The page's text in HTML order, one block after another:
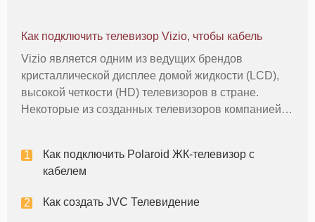
того, чтобы продолжать использов
Как подключить телевизор Vizio, чтобы кабель
Vizio является одним из ведущих брендов
кристаллической дисплее домой жидкости (LCD),
высокой четкости (HD) телевизоров в стране.
Некоторые из созданных телевизоров компанией
телевизор Vizio ЖК HD и кабель аб
Как подключить Polaroid ЖК-телевизор с
кабелем
Как создать JVC Телевидение